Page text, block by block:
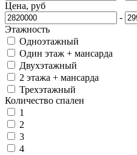
Цена, руб
-
Этажность
Одноэтажный
Один этаж + мансарда
Двухэтажный
2 этажа + мансарда
Трехэтажный
Количество спален
1
2
3
4